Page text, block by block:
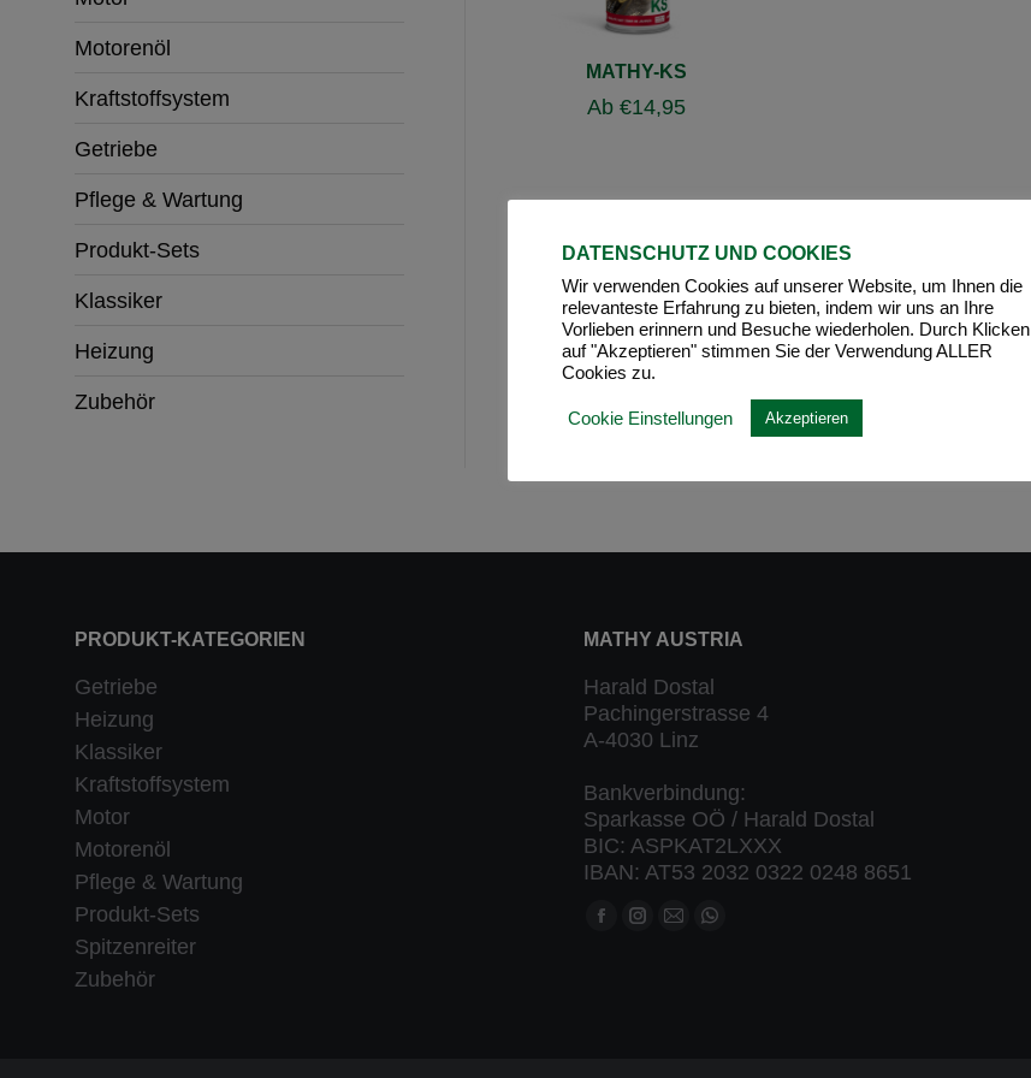
MATHY-KS
Ab €14,95
Motorenöl
Kraftstoffsystem
Getriebe
Pflege & Wartung
Produkt-Sets
Klassiker
Heizung
Zubehör
PRODUKT-KATEGORIEN
Getriebe
Heizung
Klassiker
Kraftstoffsystem
Motor
Motorenöl
Pflege & Wartung
Produkt-Sets
Spitzenreiter
Zubehör
MATHY AUSTRIA
Harald Dostal
Pachingerstrasse 4
A-4030 Linz
Bankverbindung:
Sparkasse OÖ / Harald Dostal
BIC: ASPKAT2LXXX
IBAN: AT53 2032 0322 0248 8651
Finden Sie uns auf:
Facebook
Instagram
MailWhatsapp
DATENSCHUTZ UND COOKIES
Wir verwenden Cookies auf unserer Website, um Ihnen die
relevanteste Erfahrung zu bieten, indem wir uns an Ihre
Vorlieben erinnern und Besuche wiederholen. Durch Klicken
auf "Akzeptieren" stimmen Sie der Verwendung ALLER
Cookies zu.
Cookie Einstellungen Akzeptieren